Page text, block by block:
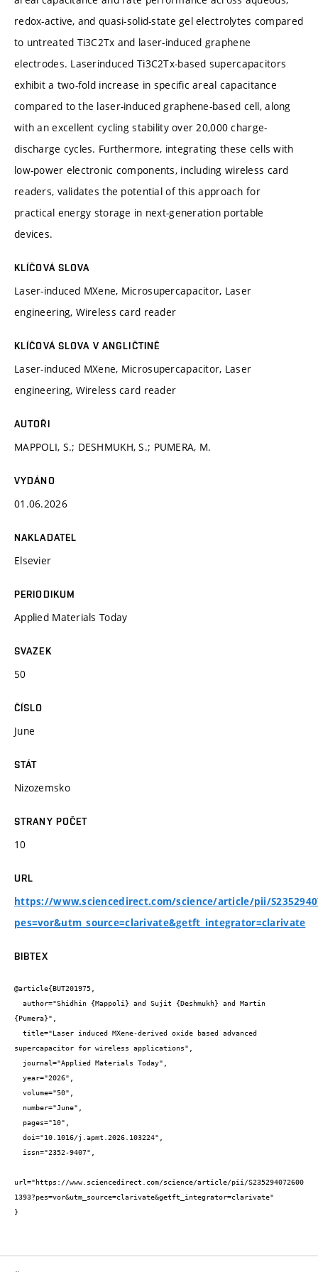
redox-active, and quasi-solid-state gel electrolytes compared
to untreated Ti3C2Tx and laser-induced graphene
electrodes. Laserinduced Ti3C2Tx-based supercapacitors
exhibit a two-fold increase in specific areal capacitance
compared to the laser-induced graphene-based cell, along
with an excellent cycling stability over 20,000 charge-
discharge cycles. Furthermore, integrating these cells with
low-power electronic components, including wireless card
readers, validates the potential of this approach for
practical energy storage in next-generation portable
devices.
KLÍČOVÁ SLOVA
Laser-induced MXene, Microsupercapacitor, Laser
engineering, Wireless card reader
KLÍČOVÁ SLOVA V ANGLIČTINĚ
Laser-induced MXene, Microsupercapacitor, Laser
engineering, Wireless card reader
AUTOŘI
MAPPOLI, S.; DESHMUKH, S.; PUMERA, M.
VYDÁNO
01.06.2026
NAKLADATEL
Elsevier
PERIODIKUM
Applied Materials Today
SVAZEK
50
ČÍSLO
June
STÁT
Nizozemsko
STRANY POČET
10
URL
https://www.sciencedirect.com/science/article/pii/
pes=vor&utm_source=clarivate&getft_integrator=clarivate
BIBTEX
@article{BUT201975,
{Pumera}",
supercapacitor for wireless applications",
url="https://www.sciencedirect.com/science/article/pii/S235294072600
1393?pes=vor&utm_source=clarivate&getft_integrator=clarivate"
}